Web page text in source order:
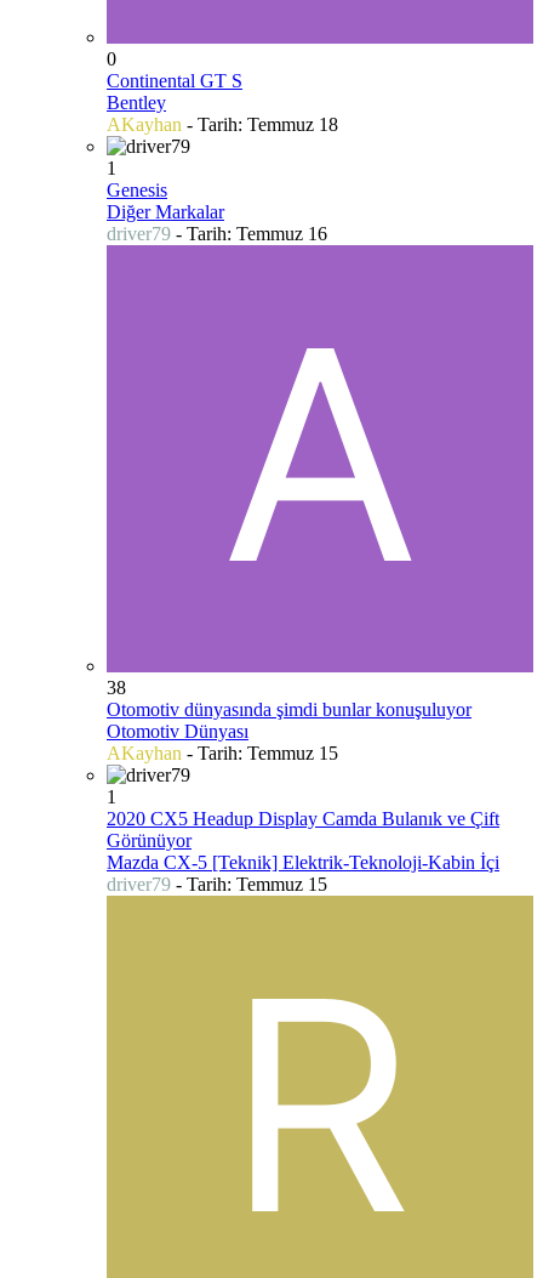
0
Continental GT S
Bentley
AKayhan - Tarih: Temmuz 18
1
Genesis
Diğer Markalar
driver79 - Tarih: Temmuz 16
38
Otomotiv dünyasında şimdi bunlar konuşuluyor
Otomotiv Dünyası
AKayhan - Tarih: Temmuz 15
1
2020 CX5 Headup Display Camda Bulanık ve Çift
Görünüyor
Mazda CX-5 [Teknik] Elektrik-Teknoloji-Kabin İçi
driver79 - Tarih: Temmuz 15